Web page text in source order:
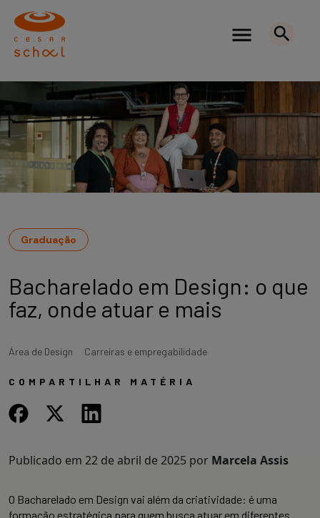
Graduação
Bacharelado em Design: o que
faz, onde atuar e mais
Área de Design Carreiras e empregabilidade
COMPARTILHAR MATÉRIA
Publicado em 22 de abril de 2025 por Marcela Assis
O Bacharelado em Design vai além da criatividade: é uma
formação estratégica para quem busca atuar em diferentes